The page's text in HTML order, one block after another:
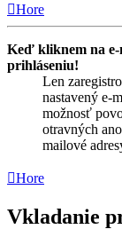
Hore
Keď kliknem na
prihláseniu!
Len
nastavený e-
možnosť
otravných
mailové
Hore
Vkladanie